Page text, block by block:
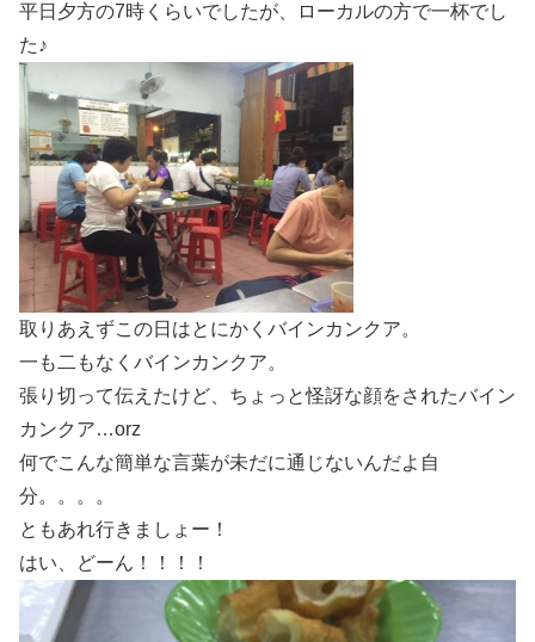
平日夕方の7時くらいでしたが、ローカルの方で一杯でし
た♪
取りあえずこの日はとにかくバインカンクア。
一も二もなくバインカンクア。
張り切って伝えたけど、ちょっと怪訝な顔をされたバイン
カンクア…orz
何でこんな簡単な言葉が未だに通じないんだよ自
分。。。。
ともあれ行きましょー！
はい、どーん！！！！